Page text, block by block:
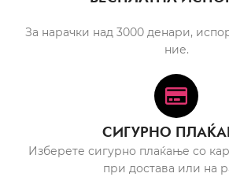
За нарачки над 3000 денари,
ние.
СИГУРНО
Изберете сигурно плаќање со
при достава или на